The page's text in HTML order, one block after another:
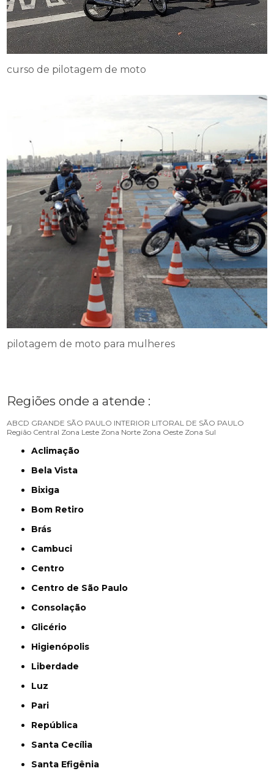
curso de pilotagem de moto
pilotagem de moto para mulheres
Regiões onde a atende :
ABCD GRANDE SÃO PAULO INTERIOR LITORAL DE SÃO PAULO
Região Central Zona Leste Zona Norte Zona Oeste Zona Sul
Aclimação
Bela Vista
Bixiga
Bom Retiro
Brás
Cambuci
Centro
Centro de São Paulo
Consolação
Glicério
Higienópolis
Liberdade
Luz
Pari
República
Santa Cecília
Santa Efigênia